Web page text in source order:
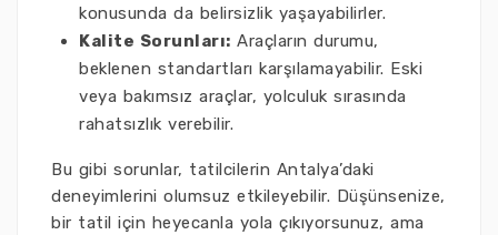
konusunda da belirsizlik yaşayabilirler.
Kalite Sorunları: Araçların durumu,
beklenen standartları karşılamayabilir. Eski
veya bakımsız araçlar, yolculuk sırasında
rahatsızlık verebilir.
Bu gibi sorunlar, tatilcilerin Antalya’daki
deneyimlerini olumsuz etkileyebilir. Düşünsenize,
bir tatil için heyecanla yola çıkıyorsunuz, ama